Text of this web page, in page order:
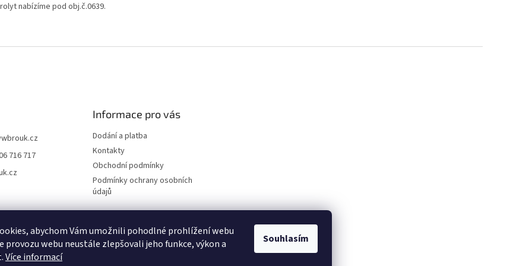
abychom Vám umožnili pohodlné prohlížení webu
provozu webu neustále zlepšovali jeho funkce, výkon a
Více informací
Souhlasím
nabízíme pod obj.č.0639.
716 717
Informace pro vás
Dodání a platba
Kontakty
Obchodní podmínky
Podmínky ochrany osobních
údajů